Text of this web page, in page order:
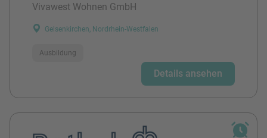
Vivawest Wohnen GmbH
Gelsenkirchen, Nordrhein-Westfalen
Ausbildung
Details ansehen